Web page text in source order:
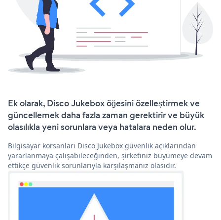
Ek olarak, Disco Jukebox öğesini özelleştirmek ve
güncellemek daha fazla zaman gerektirir ve büyük
olasılıkla yeni sorunlara veya hatalara neden olur.
Bilgisayar korsanları Disco Jukebox güvenlik açıklarından
yararlanmaya çalışabileceğinden, şirketiniz büyümeye devam
ettikçe güvenlik sorunlarıyla karşılaşmanız olasıdır.